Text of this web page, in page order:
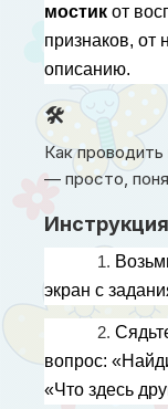
мостик от
признаков,
описанию.
🛠
Как
— просто,
1.
экран с
2.
вопрос:
«Что здесь